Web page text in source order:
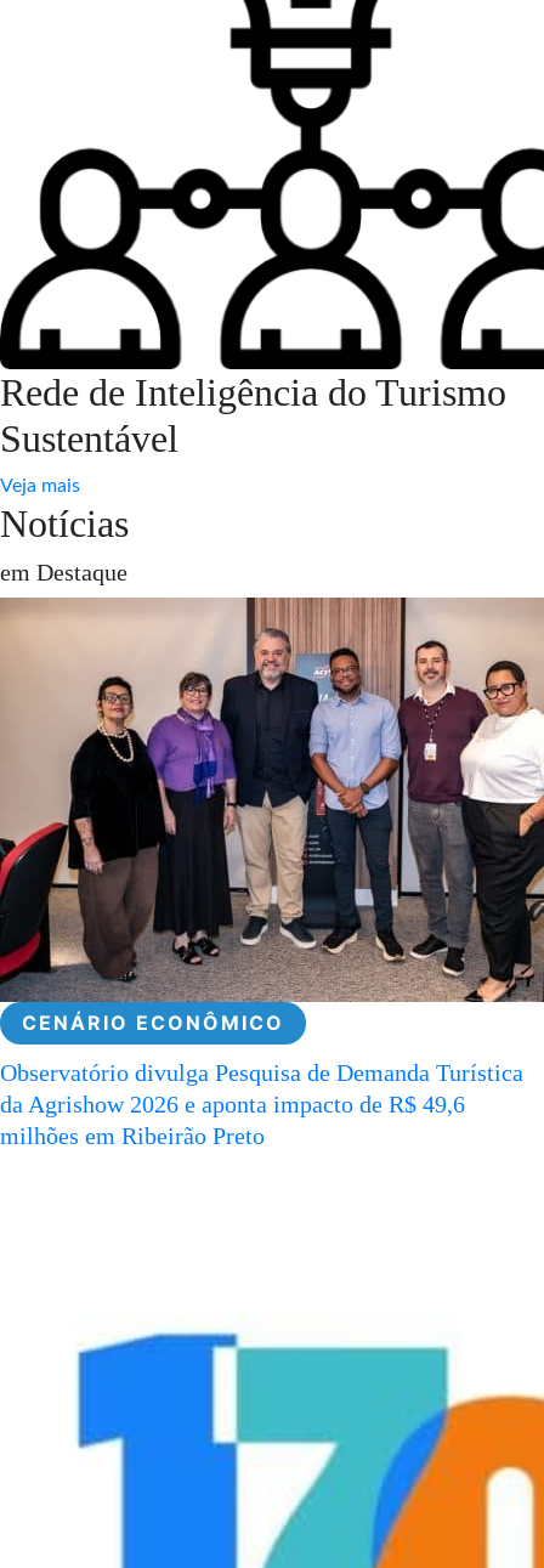
Rede de Inteligência do Turismo
Sustentável
Veja mais
Notícias
em Destaque
CENÁRIO ECONÔMICO
Observatório divulga Pesquisa de Demanda Turística
da Agrishow 2026 e aponta impacto de R$ 49,6
milhões em Ribeirão Preto